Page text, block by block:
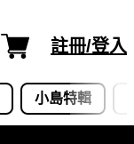
註冊/登入
小島特輯